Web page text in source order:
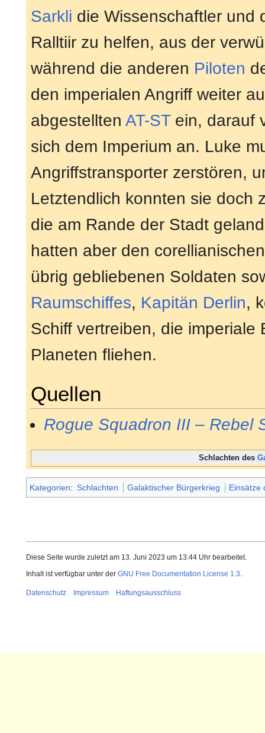
Sarkli die Wissenschaftler und
Ralltiir zu helfen, aus der
während die anderen Piloten
den imperialen Angriff weiter
abgestellten AT-STein, darauf
sich dem Imperium an. Luke
Angriffstransporter zerstören,
Letztendlich konnten sie doch
die am Rande der Stadt
hatten aber den
übrig gebliebenen Soldaten
Raumschiffes, Kapitän Derlin,
Schiff vertreiben, die
Planeten fliehen.
Quellen
Rogue Squadron III – Rebel
Schlachten des
Kategorien: Schlachten Galaktischer Bürgerkrieg Einsätze
Diese Seite wurde zuletzt am 13. Juni 2023 um 13:44 Uhr bearbeitet.
Inhalt ist verfügbar unter der GNU Free Documentation License 1.3.
Datenschutz Impressum Haftungsausschluss